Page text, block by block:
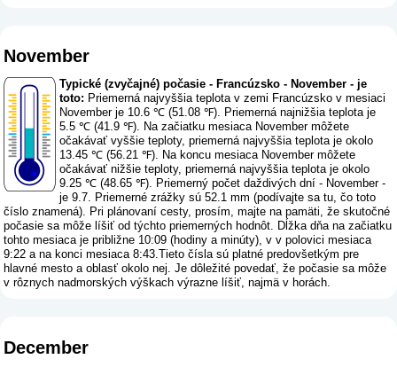
November
Typické (zvyčajné) počasie - Francúzsko - November - je
toto: Priemerná najvyššia teplota v zemi Francúzsko v mesiaci
November je 10.6 ℃ (51.08 ℉). Priemerná najnižšia teplota je
5.5 ℃ (41.9 ℉). Na začiatku mesiaca November môžete
očakávať vyššie teploty, priemerná najvyššia teplota je okolo
13.45 ℃ (56.21 ℉). Na koncu mesiaca November môžete
očakávať nižšie teploty, priemerná najvyššia teplota je okolo
9.25 ℃ (48.65 ℉). Priemerný počet daždivých dní - November -
je 9.7. Priemerné zrážky sú 52.1 mm (podívajte sa tu, čo toto
číslo znamená). Pri plánovaní cesty, prosím, majte na pamäti, že skutočné
počasie sa môže líšiť od týchto priemerných hodnôt. Dĺžka dňa na začiatku
tohto mesiaca je približne 10:09 (hodiny a minúty), v v polovici mesiaca
9:22 a na konci mesiaca 8:43.Tieto čísla sú platné predovšetkým pre
hlavné mesto a oblasť okolo nej. Je dôležité povedať, že počasie sa môže
v rôznych nadmorských výškach výrazne líšiť, najmä v horách.
December